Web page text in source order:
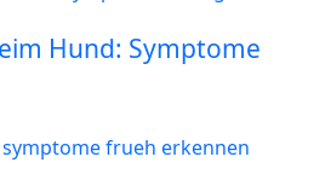
Hund: Symptome